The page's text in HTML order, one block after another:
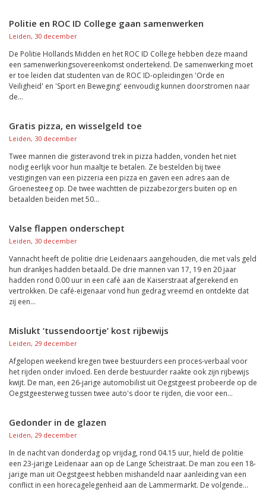
Politie en ROC ID College gaan samenwerken
Leiden, 30 december
De Politie Hollands Midden en het ROC ID College hebben deze maand
een samenwerkingsovereenkomst ondertekend. De samenwerking moet
er toe leiden dat studenten van de ROC ID-opleidingen 'Orde en
Veiligheid' en 'Sport en Beweging' eenvoudig kunnen doorstromen naar
de...
Gratis pizza, en wisselgeld toe
Leiden, 30 december
Twee mannen die gisteravond trek in pizza hadden, vonden het niet
nodig eerlijk voor hun maaltje te betalen. Ze bestelden bij twee
vestigingen van een pizzeria een pizza en gaven een adres aan de
Groenesteeg op. De twee wachtten de pizzabezorgers buiten op en
betaalden beiden met 50...
Valse flappen onderschept
Leiden, 30 december
Vannacht heeft de politie drie Leidenaars aangehouden, die met vals geld
hun drankjes hadden betaald. De drie mannen van 17, 19 en 20 jaar
hadden rond 0.00 uur in een café aan de Kaiserstraat afgerekend en
vertrokken. De café-eigenaar vond hun gedrag vreemd en ontdekte dat
zij een...
Mislukt ’tussendoortje’ kost rijbewijs
Leiden, 29 december
Afgelopen weekend kregen twee bestuurders een proces-verbaal voor
het rijden onder invloed. Een derde bestuurder raakte ook zijn rijbewijs
kwijt. De man, een 26-jarige automobilist uit Oegstgeest probeerde op de
Oegstgeesterweg tussen twee auto's door te rijden, die voor een...
Gedonder in de glazen
Leiden, 29 december
In de nacht van donderdag op vrijdag, rond 04.15 uur, hield de politie
een 23-jarige Leidenaar aan op de Lange Scheistraat. De man zou een 18-
jarige man uit Oegstgeest hebben mishandeld naar aanleiding van een
conflict in een horecagelegenheid aan de Lammermarkt. De volgende...